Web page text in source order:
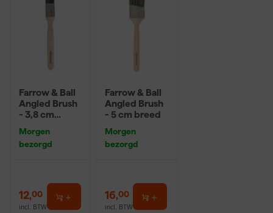
Farrow & Ball
Angled Brush
- 3,8 cm
Morgen
bezorgd
12,00
incl. BTW
Farrow & Ball
Angled Brush
- 5 cm breed
Morgen
bezorgd
16,00
incl. BTW